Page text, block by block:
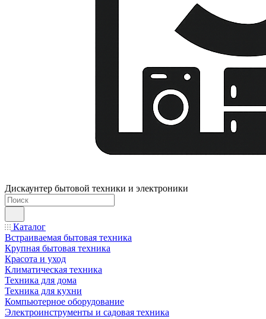
Дискаунтер бытовой техники и электроники
Каталог
Встраиваемая бытовая техника
Крупная бытовая техника
Красота и уход
Климатическая техника
Техника для дома
Техника для кухни
Компьютерное оборудование
Электроинструменты и садовая техника